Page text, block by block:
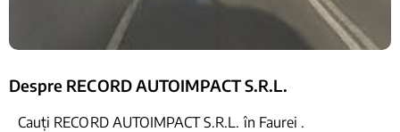
Despre RECORD AUTOIMPACT S.R.L.
Cauți RECORD AUTOIMPACT S.R.L. în Faurei .